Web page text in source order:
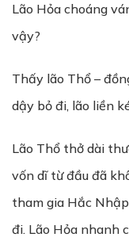
Lão Hỏa choáng
vậy?
Thấy lão Thổ –
dậy bỏ đi, lão liền
Lão Thổ thở dài
vốn dĩ từ đầu đã
tham gia Hắc
đi. Lão Hỏa nhanh